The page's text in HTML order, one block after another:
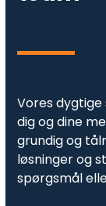
Vores
dig og dine
grundig og
løsninger og
spørgsmål